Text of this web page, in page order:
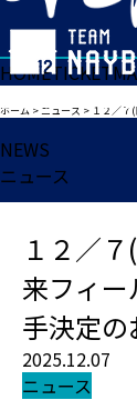
HOMETICKET
ホーム >ニュース > １２／７(
NEWS
ニュース
１２／
来フィ
手決定の
2025.12.07
ニュース